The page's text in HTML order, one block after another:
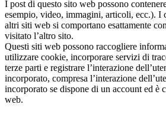
I post di questo sito web possono
esempio, video, immagini, articoli, ecc.). I
altri siti web si comportano esattamente
visitato l’altro sito.
Questi siti web possono raccogliere
utilizzare cookie, incorporare servizi di
terze parti e registrare l’interazione
incorporato, compresa l’interazione
incorporato se dispone di un account ed è
web.